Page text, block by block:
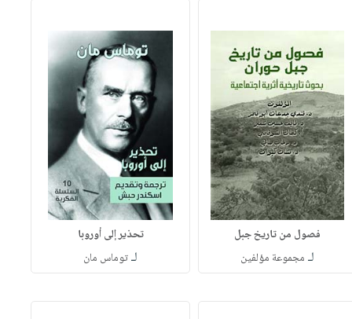
فصول من تاريخ جبل
لـ مجموعة مؤلفين
تحذير إلى أوروبا
لـتوماس مان